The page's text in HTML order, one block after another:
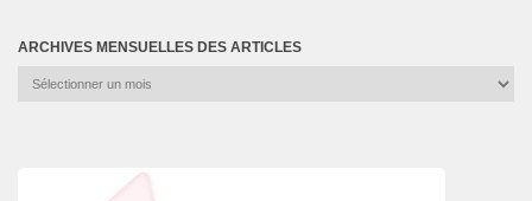
ARCHIVES MENSUELLES DES ARTICLES
Archives